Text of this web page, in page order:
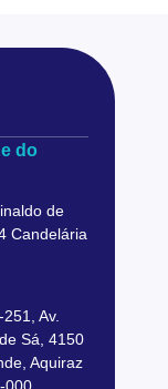
do
de
Candelária
Av.
Sá, 4150
Aquiraz